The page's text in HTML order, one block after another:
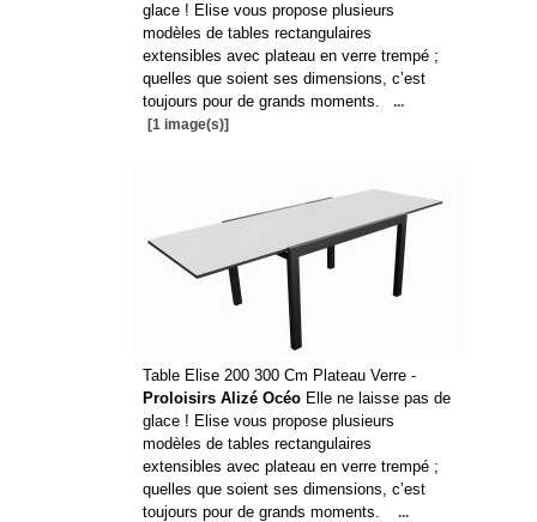
glace ! Elise vous propose plusieurs
modèles de tables rectangulaires
extensibles avec plateau en verre trempé ;
quelles que soient ses dimensions, c’est
toujours pour de grands moments.
...
[1 image(s)]
Table Elise 200 300 Cm Plateau Verre -
Proloisirs Alizé OcéoElle ne laisse pas de
glace ! Elise vous propose plusieurs
modèles de tables rectangulaires
extensibles avec plateau en verre trempé ;
quelles que soient ses dimensions, c’est
toujours pour de grands moments.
...